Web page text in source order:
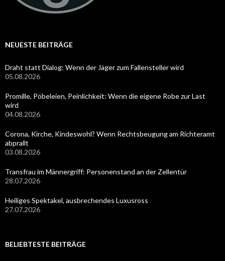
NEUESTE BEITRÄGE
Draht statt Dialog: Wenn der Jäger zum Fallensteller wird
05.08.2026
Promille, Pöbeleien, Peinlichkeit: Wenn die eigene Robe zur Last
wird
04.08.2026
Corona, Kirche, Kindeswohl? Wenn Rechtsbeugung am Richteramt
abprallt
03.08.2026
Transfrau im Männergriff: Personenstand an der Zellentür
28.07.2026
Heiliges Spektakel, ausbrechendes Luxusross
27.07.2026
BELIEBTESTE BEITRÄGE